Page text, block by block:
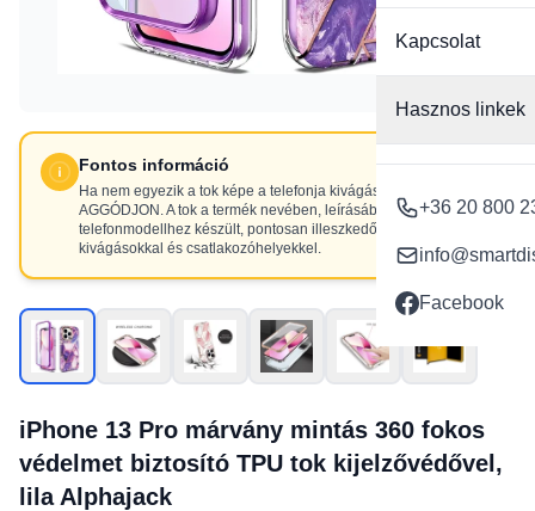
Kapcsolat
Hasznos linkek
+36 20 800
Facebook
Fontos információ
Ha nem egyezik a tok képe a telefonja kivágásaival, NE
AGGÓDJON. A tok a termék nevében, leírásában szereplő
telefonmodellhez készült, pontosan illeszkedő
kivágásokkal és csatlakozóhelyekkel.
iPhone 13 Pro márvány mintás 360 fokos
védelmet biztosító TPU tok kijelzővédővel,
lila Alphajack